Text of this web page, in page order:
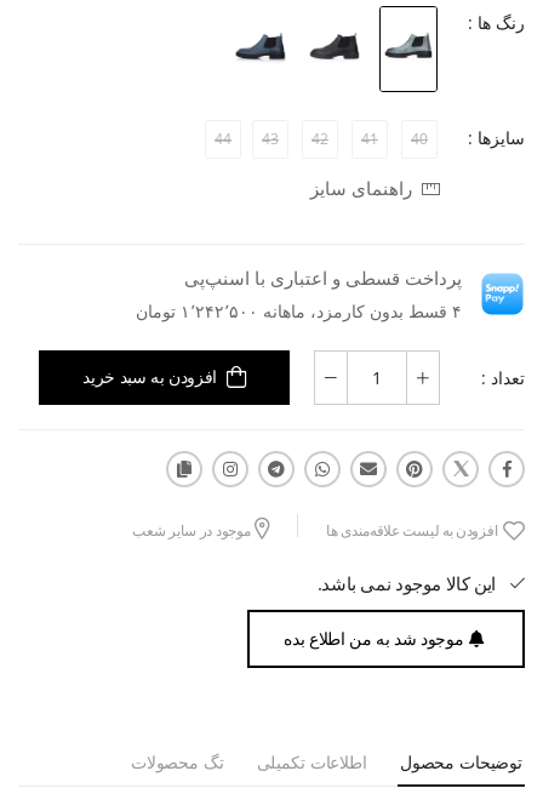
رنگ ها :
سایزها : 40
41
42
43
44
راهنمای سایز
پرداخت قسطی و اعتباری با اسنپ‌پی
۴ قسط بدون کارمزد، ماهانه ۱٬۲۴۲٬۵۰۰ تومان
تعداد : افزودن به سبد خرید
افزودن به لیست علاقه‌مندی ها موجود در سایر شعب
این کالا موجود نمی باشد.
موجود شد به من اطلاع بده
توضیحات محصول اطلاعات تکمیلی تگ محصولات